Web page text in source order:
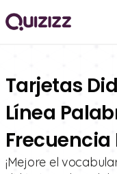
Tarjetas
Línea
Frecuencia
¡Mejore el